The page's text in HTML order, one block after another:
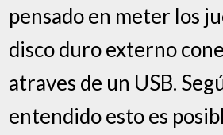
pensado en meter los
disco duro externo
atraves de un USB.
entendido esto es